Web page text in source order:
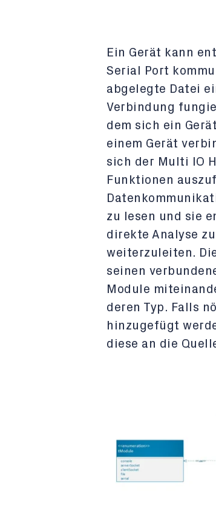
Ein Gerät kann
Serial Port
abgelegte Datei
Verbindung
dem sich ein
einem Gerät
sich der Multi IO
Funktionen
zu lesen und sie
direkte Analyse
weiterzuleiten.
seinen
Module
deren Typ. Falls
hinzugefügt
diese an die